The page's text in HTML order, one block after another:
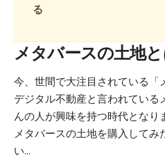
る
メタバースの土地
今、世間で大注目されている「
デジタル不動産と言われている
んの人が興味を持つ時代となり
メタバースの土地を購入して
い…